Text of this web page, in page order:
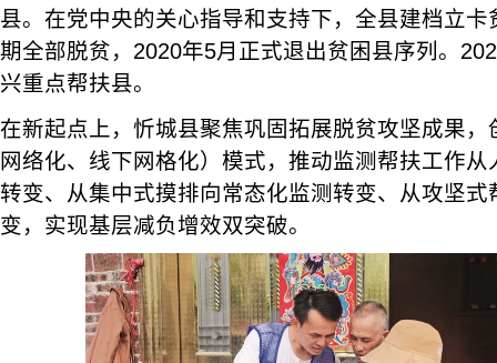
县。在党中央的关心指导和支持下，全县建档立
期全部脱贫，2020年5月正式退出贫困县序列。
兴重点帮扶县。
在新起点上，忻城县聚焦巩固拓展脱贫攻坚成果，
网络化、线下网格化）模式，推动监测帮扶工作
转变、从集中式摸排向常态化监测转变、从攻坚式
变，实现基层减负增效双突破。